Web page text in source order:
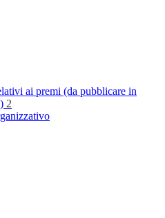
ai premi (da pubblicare in
2